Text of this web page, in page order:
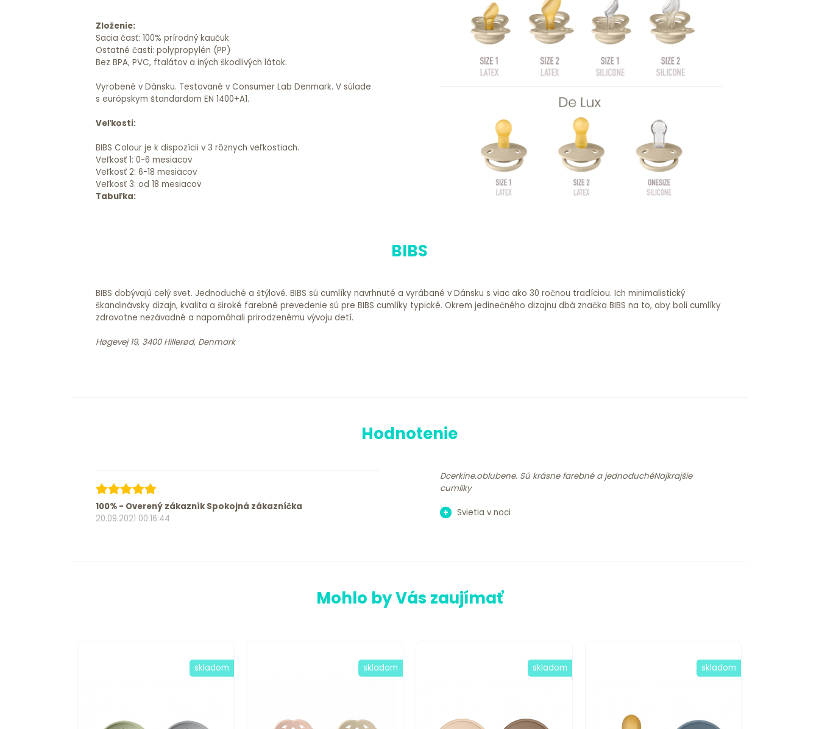
Zloženie:
Sacia časť: 100% prírodný kaučuk
Ostatné časti: polypropylén (PP)
Bez BPA, PVC, ftalátov a iných škodlivých látok.
Vyrobené v Dánsku. Testované v Consumer Lab Denmark. V súlade
s európskym štandardom EN 1400+A1.
Veľkosti:
BIBS Colour je k dispozícii v 3 rôznych veľkostiach.
Veľkosť 1: 0-6 mesiacov
Veľkosť 2: 6-18 mesiacov
Veľkosť 3: od 18 mesiacov
Tabuľka:
BIBS
BIBS dobývajú celý svet. Jednoduché a štýlové. BIBS sú cumlíky navrhnuté a vyrábané v Dánsku s viac ako 30 ročnou tradíciou. Ich minimalistický
škandinávsky dizajn, kvalita a široké farebné prevedenie sú pre BIBS cumlíky typické. Okrem jedinečného dizajnu dbá značka BIBS na to, aby boli cumlíky
zdravotne nezávadné a napomáhali prirodzenému vývoju detí.
Høgevej 19, 3400 Hillerød, Denmark
Hodnotenie
100% - Overený zákazník Spokojná zákazníčka
20.09.2021 00:16:44
Dcerkine.oblubene. Sú krásne farebné a jednoduchéNajkrajšie
cumlíky
+ Svietia v noci
Mohlo by Vás zaujímať
skladom skladom skladom skladom